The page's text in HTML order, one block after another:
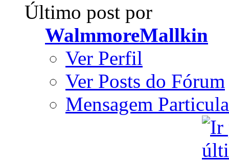
Último post por
WalmmoreMallkin
Ver Perfil
Ver Posts do Fórum
Mensagem